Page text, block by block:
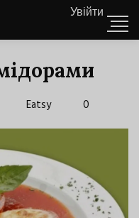
Увійти
Eatsy 0